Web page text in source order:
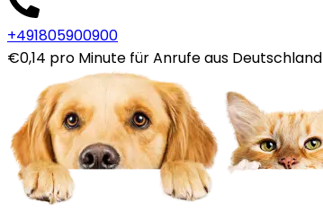
+491805900900
€0,14 pro Minute für Anrufe aus Deutschland